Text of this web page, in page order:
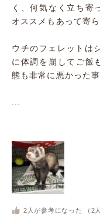
く、何気なく立ち寄
オススメもあって寄
ウチのフェレットは
に体調を崩してご飯
態も非常に悪かった
2 人が参考になった （ 2